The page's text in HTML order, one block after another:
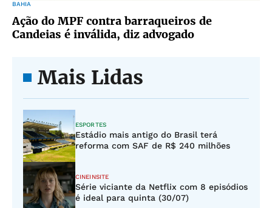
BAHIA
Ação do MPF contra barraqueiros de
Candeias é inválida, diz advogado
Mais Lidas
ESPORTES
Estádio mais antigo do Brasil terá
reforma com SAF de R$ 240 milhões
CINEINSITE
Série viciante da Netflix com 8 episódios
é ideal para quinta (30/07)